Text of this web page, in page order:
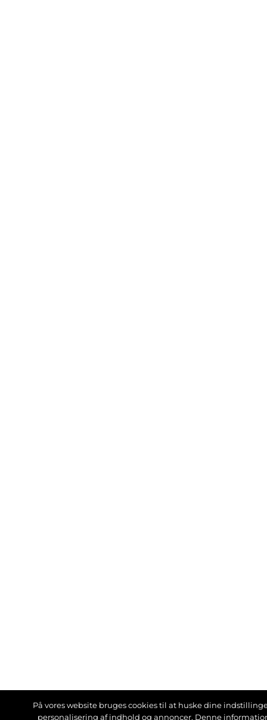
På vores website bruges cookies til at huske dine
personalisering af indhold og annoncer. Denne